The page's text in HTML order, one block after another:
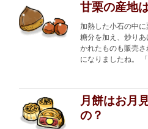
甘栗の産地
加熱した小石の中
糖分を加え、炒り
かれたものも販売
になりましたね。
月餅はお月
の？